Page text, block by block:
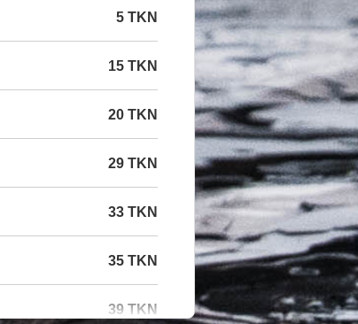
5 TKN
15 TKN
20 TKN
29 TKN
33 TKN
35 TKN
39 TKN